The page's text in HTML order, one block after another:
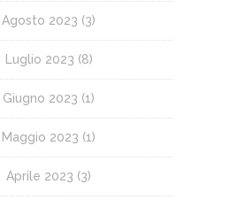
Agosto 2023 (3)
Luglio 2023 (8)
Giugno 2023 (1)
Maggio 2023 (1)
Aprile 2023 (3)